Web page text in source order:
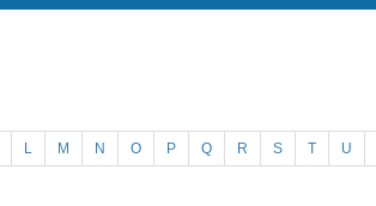
L M N O P Q R S T U